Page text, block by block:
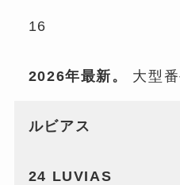
16
2026年最新。 大型
ルビアス
24 LUVIAS